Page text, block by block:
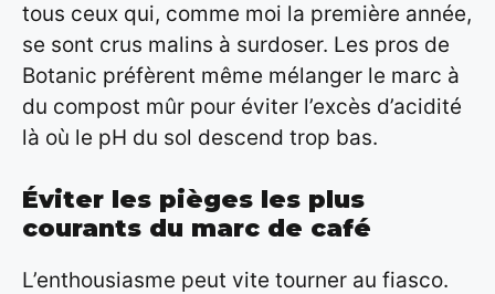
tous ceux qui, comme moi la première année,
se sont crus malins à surdoser. Les pros de
Botanic préfèrent même mélanger le marc à
du compost mûr pour éviter l’excès d’acidité
là où le pH du sol descend trop bas.
Éviter les pièges les plus
courants du marc de café
L’enthousiasme peut vite tourner au fiasco.